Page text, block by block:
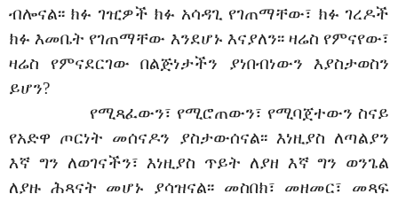
ብሎናል፡፡ ክፉ ገዢዎች ክፉ አሳዳጊ የገጠማቸው፣ ክፉ ገረዶች
ክፉ እመቤት የገጠማቸው እንደሆኑ እናያለን፡፡ ዛሬስ የምናየው፣
ዛሬስ የምናደርገው በልጅነታችን ያነበብነውን እያስታወስን
ይሆን?
የሚጻፈውን፣ የሚሮጠውን፣ የሚባጀተውን ስናይ
የአድዋ ጦርነት መሰናዶን ያስታውሰናል፡፡ እነዚያስ ለጣልያን
እኛ ግን ለወገናችን፣ እነዚያስ ጥይት ለያዘ እኛ ግን ወንጌል
ለያዙ ሕጻናት መሆኑ ያሳዝናል፡፡ መስበክ፣ መዘመር፣ መጻፍ